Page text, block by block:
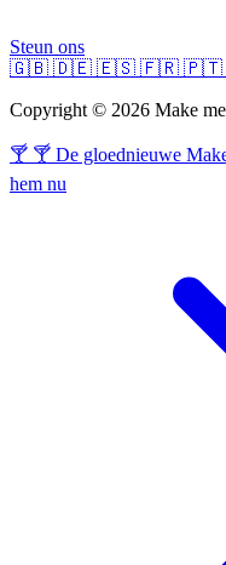
Steun ons
🇬🇧 🇩🇪 🇪🇸 🇫🇷 🇵🇹
Copyright © 2026 Make
🍸 🍸 De gloednieuwe
hem nu